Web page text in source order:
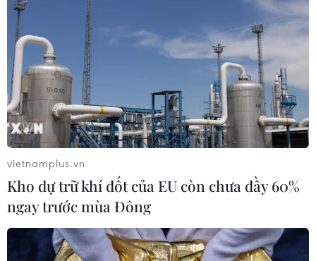
vietnamplus.vn
Kho dự trữ khí đốt của EU còn chưa đầy 60%
ngay trước mùa Đông